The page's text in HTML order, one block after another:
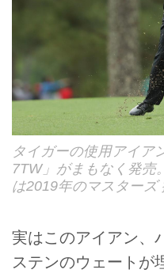
タイガーの使用アイア
7TW」がまもなく発売
は2019年のマスターズ
実はこのアイアン、
ステンのウェートが